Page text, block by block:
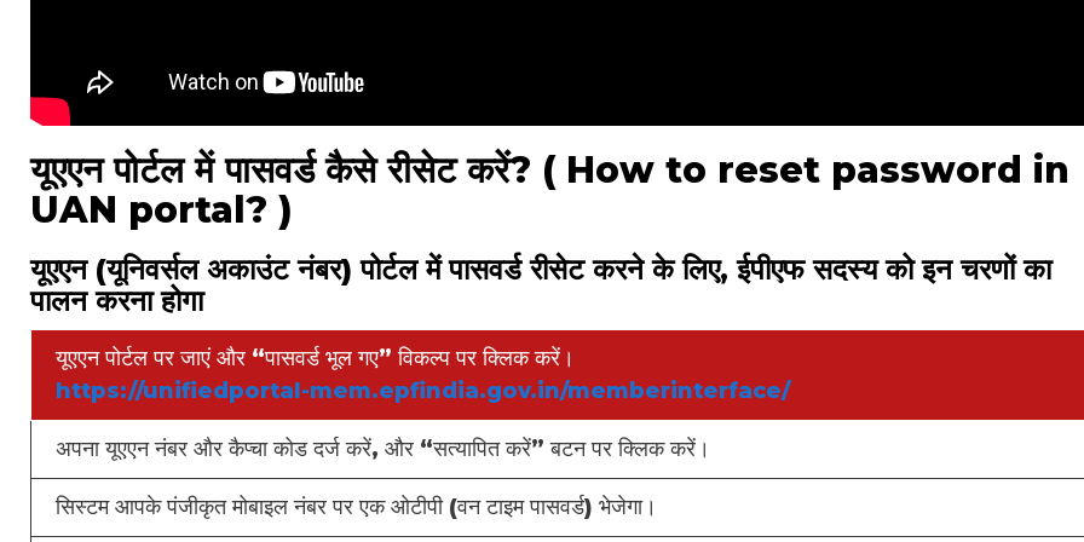
यूएएन पोर्टल में पासवर्ड कैसे रीसेट करें? ( How to reset password in
UAN portal? )
यूएएन (यूनिवर्सल अकाउंट नंबर) पोर्टल में पासवर्ड रीसेट करने के लिए, ईपीएफ सदस्य को इन चरणों का
पालन करना होगा
यूएएन पोर्टल पर जाएं और “पासवर्ड भूल गए” विकल्प पर क्लिक करें।
https://unifiedportal-mem.epfindia.gov.in/memberinterface/
अपना यूएएन नंबर और कैप्चा कोड दर्ज करें, और “सत्यापित करें” बटन पर क्लिक करें।
सिस्टम आपके पंजीकृत मोबाइल नंबर पर एक ओटीपी (वन टाइम पासवर्ड) भेजेगा।